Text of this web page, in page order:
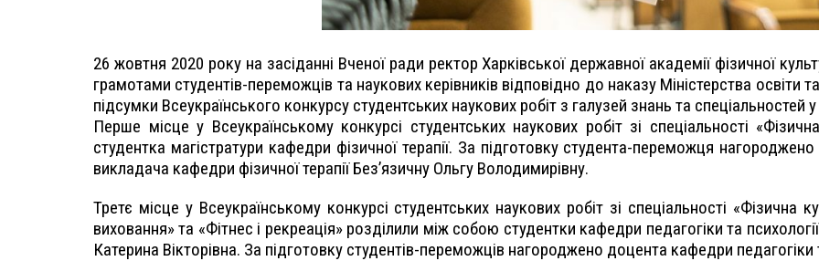
26 жовтня 2020 року на засіданні Вченої ради ректор Харківської державної академії фізичної
грамотами студентів-переможців та наукових керівників відповідно до наказу Міністерства освіти
підсумки Всеукраїнського конкурсу студентських наукових робіт з галузей знань та спеціальностей
Перше місце у Всеукраїнському конкурсі студентських наукових робіт зі спеціальності
студентка магістратури кафедри фізичної терапії. За підготовку студента-переможця
викладача кафедри фізичної терапії Без’язичну Ольгу
Третє місце у Всеукраїнському конкурсі студентських наукових робіт зі спеціальності «Фізична
виховання» та «Фітнес і рекреація» розділили між собою студентки кафедри педагогіки та
Катерина Вікторівна. За підготовку студентів-переможців нагороджено доцента кафедри